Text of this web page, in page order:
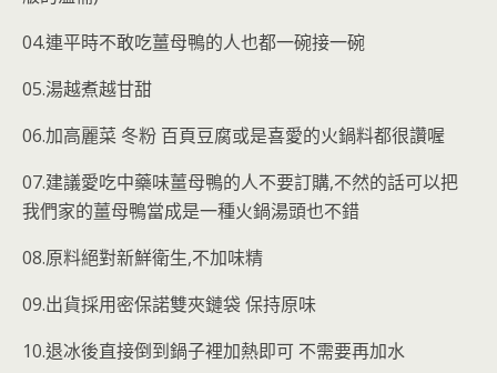
04.連平時不敢吃薑母鴨的人也都一碗接一碗
05.湯越煮越甘甜
06.加高麗菜 冬粉 百頁豆腐或是喜愛的火鍋料都很讚喔
07.建議愛吃中藥味薑母鴨的人不要訂購,不然的話可以把
我們家的薑母鴨當成是一種火鍋湯頭也不錯
08.原料絕對新鮮衛生,不加味精
09.出貨採用密保諾雙夾鏈袋 保持原味
10.退冰後直接倒到鍋子裡加熱即可 不需要再加水